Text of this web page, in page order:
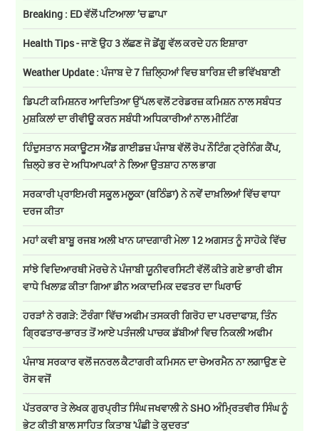
Breaking : ED ਵੱਲੋਂ ਪਟਿਆਲਾ ’ਚ ਛਾਪਾ
Health Tips - ਜਾਣੋ ਉਹ 3 ਲੱਛਣ ਜੋ ਡੇਂਗੂ ਵੱਲ ਕਰਦੇ ਹਨ ਇਸ਼ਾਰਾ
Weather Update : ਪੰਜਾਬ ਦੇ 7 ਜ਼ਿਲ੍ਹਿਆਂ ਵਿਚ ਬਾਰਿਸ਼ ਦੀ ਭਵਿੱਖਬਾਣੀ
ਡਿਪਟੀ ਕਮਿਸ਼ਨਰ ਆਦਿਤਿਆ ਉੱਪਲ ਵਲੋਂ ਟਰੇਡਰਜ਼ ਕਮਿਸ਼ਨ ਨਾਲ ਸਬੰਧਤ
ਮੁਸ਼ਕਿਲਾਂ ਦਾ ਰੀਵੀਊ ਕਰਨ ਸਬੰਧੀ ਅਧਿਕਾਰੀਆਂ ਨਾਲ ਮੀਟਿੰਗ
ਹਿੰਦੁਸਤਾਨ ਸਕਾਊਟਸ ਐਂਡ ਗਾਈਡਜ਼ ਪੰਜਾਬ ਵੱਲੋਂ ਰੋਪ ਨੌਟਿੰਗ ਟ੍ਰੇਨਿੰਗ ਕੈਂਪ,
ਜ਼ਿਲ੍ਹੇ ਭਰ ਦੇ ਅਧਿਆਪਕਾਂ ਨੇ ਲਿਆ ਉਤਸ਼ਾਹ ਨਾਲ ਭਾਗ
ਸਰਕਾਰੀ ਪ੍ਰਾਇਮਰੀ ਸਕੂਲ ਮਲੂਕਾ (ਬਠਿੰਡਾ) ਨੇ ਨਵੇਂ ਦਾਖ਼ਲਿਆਂ ਵਿੱਚ ਵਾਧਾ
ਦਰਜ ਕੀਤਾ
ਮਹਾਂ ਕਵੀ ਬਾਬੂ ਰਜਬ ਅਲੀ ਖਾਨ ਯਾਦਗਾਰੀ ਮੇਲਾ 12 ਅਗਸਤ ਨੂੰ ਸਾਹੋਕੇ ਵਿੱਚ
ਸਾਂਝੇ ਵਿਦਿਆਰਥੀ ਮੋਰਚੇ ਨੇ ਪੰਜਾਬੀ ਯੂਨੀਵਰਸਿਟੀ ਵੱਲੋਂ ਕੀਤੇ ਗਏ ਭਾਰੀ ਫੀਸ
ਵਾਧੇ ਖਿਲਾਫ਼ ਕੀਤਾ ਗਿਆ ਡੀਨ ਅਕਾਦਮਿਕ ਦਫਤਰ ਦਾ ਘਿਰਾਓ
ਹਰੜਾਂ ਨੇ ਰਗੜੇ: ਟੌਰੰਗਾ ਵਿੱਚ ਅਫੀਮ ਤਸਕਰੀ ਗਿਰੋਹ ਦਾ ਪਰਦਾਫਾਸ਼, ਤਿੰਨ
ਗ੍ਰਿਫਤਾਰ-ਭਾਰਤ ਤੋਂ ਆਏ ਪਤੰਜਲੀ ਪਾਚਕ ਡੱਬੀਆਂ ਵਿਚ ਨਿਕਲੀ ਅਫੀਮ
ਪੰਜਾਬ ਸਰਕਾਰ ਵਲੋਂ ਜਨਰਲ ਕੈਟਾਗਰੀ ਕਮਿਸਨ ਦਾ ਚੇਅਰਮੈਨ ਨਾ ਲਗਾਉਣ ਦੇ
ਰੋਸ ਵਜੋਂ
ਪੱਤਰਕਾਰ ਤੇ ਲੇਖਕ ਗੁਰਪ੍ਰੀਤ ਸਿੰਘ ਜਖਵਾਲੀ ਨੇ SHO ਅੰਮ੍ਰਿਤਵੀਰ ਸਿੰਘ ਨੂੰ
ਭੇਟ ਕੀਤੀ ਬਾਲ ਸਾਹਿਤ ਕਿਤਾਬ 'ਪੰਛੀ ਤੇ ਕੁਦਰਤ'